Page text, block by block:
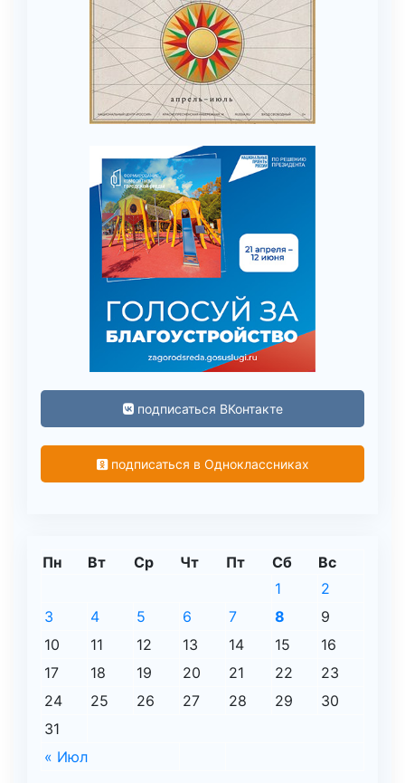
подписаться ВКонтакте
подписаться в Одноклассниках
Пн Вт Ср Чт Пт Сб Вс
« Июл
1
2
3
4 5 6 7 8
9
10
11 12 13 14 15
16
17
18 19 20 21 22
23
24
25 26 27 28 29
30
31